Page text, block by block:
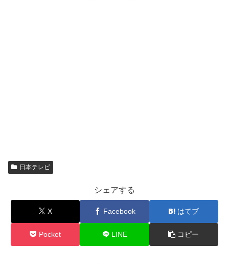
日本テレビ
シェアする
X Facebook はてブ
Pocket LINE コピー